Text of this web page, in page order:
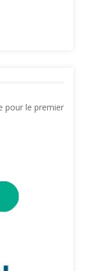
pour le premier